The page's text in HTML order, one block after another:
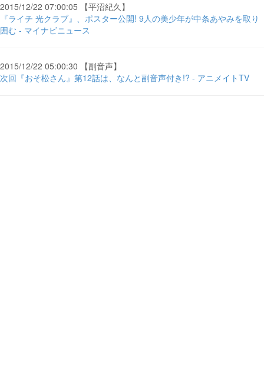
2015/12/22 07:00:05 【平沼紀久】
『ライチ 光クラブ』、ポスター公開! 9人の美少年が中条あやみを取り
囲む - マイナビニュース
2015/12/22 05:00:30 【副音声】
次回『おそ松さん』第12話は、なんと副音声付き!? - アニメイトTV